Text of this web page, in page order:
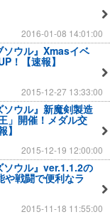
2016-01-08 14:01:00
ソウル』Xmasイベ
！【速報】
2015-12-27 13:33:00
ソウル』新魔剣製造
」開催！メダル交
】
2015-12-19 12:00:00
ソウル』ver.1.1.2の
や戦闘で便利なラ
2015-11-18 11:55:00